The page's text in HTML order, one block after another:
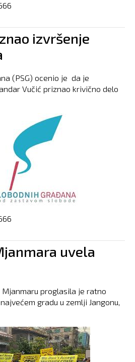
izvršenje
(PSG) ocenio je da je
Vučić priznao krivično delo
uvela
proglasila je ratno
gradu u zemlji Jangonu,